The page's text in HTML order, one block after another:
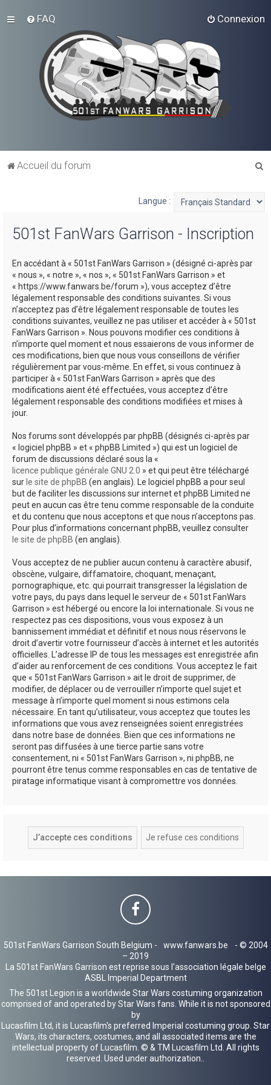
FAQ Connexion
Accueil du forum
Langue :
501st FanWars Garrison - Inscription
En accédant à « 501st FanWars Garrison » (désigné ci-après par
« nous », « notre », « nos », « 501st FanWars Garrison » et
« https://www.fanwars.be/forum »), vous acceptez d’être
légalement responsable des conditions suivantes. Si vous
n’acceptez pas d’être légalement responsable de toutes les
conditions suivantes, veuillez ne pas utiliser et accéder à « 501st
FanWars Garrison ». Nous pouvons modifier ces conditions à
n’importe quel moment et nous essaierons de vous informer de
ces modifications, bien que nous vous conseillons de vérifier
régulièrement par vous-même. En effet, si vous continuez à
participer à « 501st FanWars Garrison » après que des
modifications aient été effectuées, vous acceptez d’être
légalement responsable des conditions modifiées et mises à
jour.
Nos forums sont développés par phpBB (désignés ci-après par
« logiciel phpBB » et « phpBB Limited ») qui est un logiciel de
forum de discussions déclaré sous la «
licence publique générale GNU 2.0 » et qui peut être téléchargé
sur le site de phpBB (en anglais). Le logiciel phpBB a pour seul
but de faciliter les discussions sur internet et phpBB Limited ne
peut en aucun cas être tenu comme responsable de la conduite
et du contenu que nous acceptons et que nous n’acceptons pas.
Pour plus d’informations concernant phpBB, veuillez consulter
le site de phpBB (en anglais).
Vous acceptez de ne publier aucun contenu à caractère abusif,
obscène, vulgaire, diffamatoire, choquant, menaçant,
pornographique, etc. qui pourrait transgresser la législation de
votre pays, du pays dans lequel le serveur de « 501st FanWars
Garrison » est hébergé ou encore la loi internationale. Si vous ne
respectez pas ces dispositions, vous vous exposez à un
bannissement immédiat et définitif et nous nous réservons le
droit d’avertir votre fournisseur d’accès à internet et les autorités
officielles. L’adresse IP de tous les messages est enregistrée afin
d’aider au renforcement de ces conditions. Vous acceptez le fait
que « 501st FanWars Garrison » ait le droit de supprimer, de
modifier, de déplacer ou de verrouiller n’importe quel sujet et
message à n’importe quel moment si nous estimons cela
nécessaire. En tant qu’utilisateur, vous acceptez que toutes les
informations que vous avez renseignées soient enregistrées
dans notre base de données. Bien que ces informations ne
seront pas diffusées à une tierce partie sans votre
consentement, ni « 501st FanWars Garrison », ni phpBB, ne
pourront être tenus comme responsables en cas de tentative de
piratage informatique visant à compromettre vos données.
501st FanWars Garrison South Belgium - www.fanwars.be
- © 2004
– 2019
La 501st FanWars Garrison est reprise sous l'association légale belge
ASBL Imperial Department
The 501st Legion is a worldwide Star Wars costuming organization
comprised of and operated by Star Wars fans. While it is not sponsored
by
Lucasfilm Ltd, it is Lucasfilm's preferred Imperial costuming group. Star
Wars, its characters, costumes, and all associated items are the
intellectual property of Lucasfilm. © & TM Lucasfilm Ltd. All rights
reserved. Used under authorization..